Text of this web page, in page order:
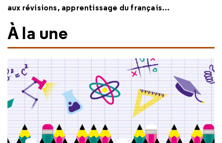
aux révisions, apprentissage du français…
À la une